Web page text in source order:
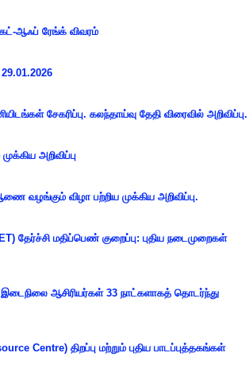
ஆஃப் ரேங்க் விவரம்
சேகரிப்பு. கலந்தாய்வு தேதி விரைவில் அறிவிப்பு.
அறிவிப்பு
வழங்கும் விழா பற்றிய முக்கிய அறிவிப்பு.
தேர்ச்சி மதிப்பெண் குறைப்பு: புதிய நடைமுறைகள்
ஆசிரியர்கள் 33 நாட்களாகத் தொடர்ந்து
Centre) திறப்பு மற்றும் புதிய பாடப்புத்தகங்கள்